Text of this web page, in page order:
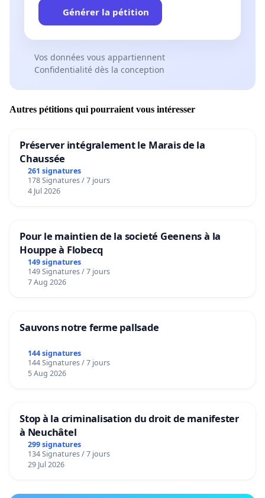
Générer la pétition
Vos données vous appartiennent
Confidentialité dès la conception
Autres pétitions qui pourraient vous intéresser
Préserver intégralement le Marais de la
Chaussée
261 signatures
178 Signatures / 7 jours
4 Jul 2026
Pour le maintien de la societé Geenens à la
Houppe à Flobecq
149 signatures
149 Signatures / 7 jours
7 Aug 2026
Sauvons notre ferme pallsade
144 signatures
144 Signatures / 7 jours
5 Aug 2026
Stop à la criminalisation du droit de manifester
à Neuchâtel
299 signatures
134 Signatures / 7 jours
29 Jul 2026